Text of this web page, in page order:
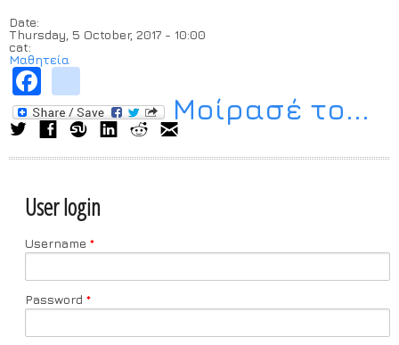
Date:
Thursday, 5 October, 2017 - 10:00
cat:
Μαθητεία
Μοίρασέ το...
User login
Username *
Password *